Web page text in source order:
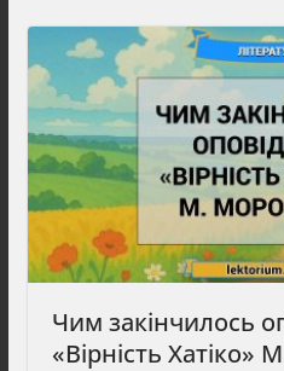
Чим закінчилось
«Вірність Хатіко»